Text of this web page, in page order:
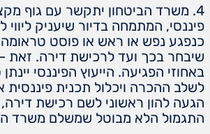
4. משרד הביטחון יתקשר עם גוף
פיננסי, המתמחה בדיור שיעניק
כנפגע נפש או ראש או פוסט
שיבחר בכך ועד לרכישת דירה. זאת
באחוזי הפגיעה. הייעוץ הפיננסי
לשלב ההכרה ויכלול תכנית פיננסית
הגעה להון ראשוני לשם רכישת
התגמול הלא מבוטל שמשלם משרד